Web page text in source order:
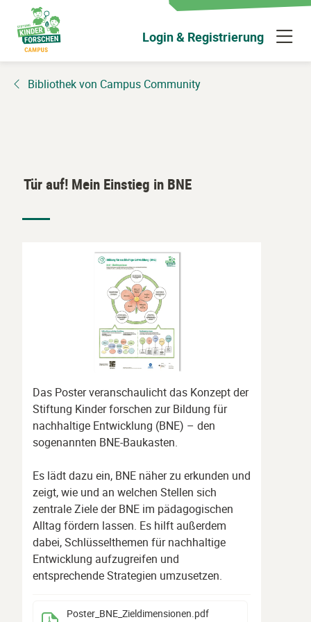
Hauptinhalt
wechseln
Login & Registrierung
Bibliothek von Campus Community
Tür auf! Mein Einstieg in BNE
Das Poster veranschaulicht das Konzept der
Stiftung Kinder forschen zur Bildung für
nachhaltige Entwicklung (BNE) – den
sogenannten BNE-Baukasten.
Es lädt dazu ein, BNE näher zu erkunden und
zeigt, wie und an welchen Stellen sich
zentrale Ziele der BNE im pädagogischen
Alltag fördern lassen. Es hilft außerdem
dabei, Schlüsselthemen für nachhaltige
Entwicklung aufzugreifen und
entsprechende Strategien umzusetzen.
Poster_BNE_Zieldimensionen .pdf